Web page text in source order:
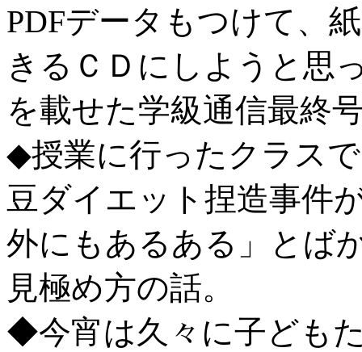
PDFデータもつけて、
きるＣＤにしようと思
を載せた学級通信最終
◆授業に行ったクラス
豆ダイエット捏造事件
外にもあるある」とば
見極め方の話。
◆今宵は久々に子ども